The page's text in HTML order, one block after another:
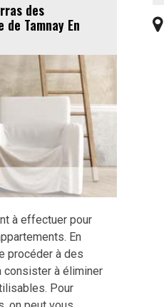
des
Tamnay En
à effectuer pour
En
procéder à des
consister à éliminer
Pour